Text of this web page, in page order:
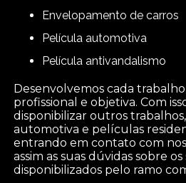
envelopamento de carros
película automotiva
película antivandalismo
Desenvolvemos cada
profissional e objetiva. Com
disponibilizar outros
automotiva e películas
entrando em contato com
assim as suas dúvidas sobre
disponibilizados pelo ramo